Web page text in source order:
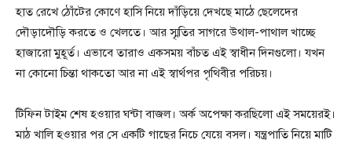
হাত রেখে ঠোঁটের কোণে হাসি নিয়ে দাঁড়িয়ে দেখছে মাঠে ছেলেদের
দৌড়াদৌড়ি করতে ও খেলতে। আর স্মৃতির সাগরে উথাল-পাথাল খাচ্ছে
হাজারো মুহূর্ত। এভাবে তারাও একসময় বাঁচত এই স্বাধীন দিনগুলো। যখন
না কোনো চিন্তা থাকতো আর না এই স্বার্থপর পৃথিবীর পরিচয়।
টিফিন টাইম শেষ হওয়ার ঘন্টা বাজল। অর্ক অপেক্ষা করছিলো এই সময়েরই।
মাঠ খালি হওয়ার পর সে একটি গাছের নিচে যেয়ে বসল। যন্ত্রপাতি নিয়ে মাটি